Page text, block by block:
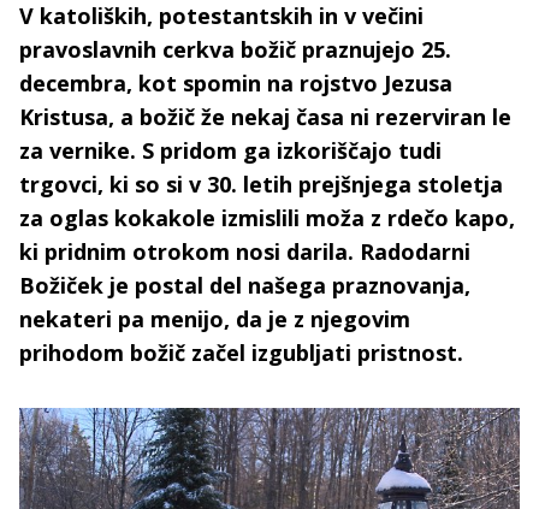
V katoliških, potestantskih in v večini
pravoslavnih cerkva božič praznujejo 25.
decembra, kot spomin na rojstvo Jezusa
Kristusa, a božič že nekaj časa ni rezerviran le
za vernike. S pridom ga izkoriščajo tudi
trgovci, ki so si v 30. letih prejšnjega stoletja
za oglas kokakole izmislili moža z rdečo kapo,
ki pridnim otrokom nosi darila. Radodarni
Božiček je postal del našega praznovanja,
nekateri pa menijo, da je z njegovim
prihodom božič začel izgubljati pristnost.